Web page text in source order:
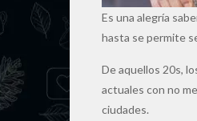
Es una alegría
hasta se permite
De aquellos 20s,
actuales con no
ciudades.